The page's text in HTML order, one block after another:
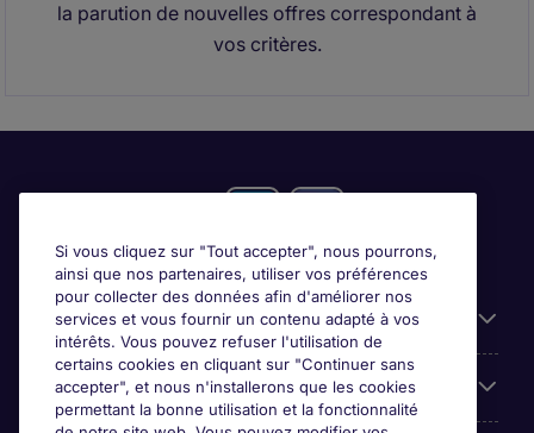
la parution de nouvelles offres correspondant à
vos critères.
Candidats
Entreprises
Si vous cliquez sur "Tout accepter", nous pourrons,
ainsi que nos partenaires, utiliser vos préférences
pour collecter des données afin d'améliorer nos
services et vous fournir un contenu adapté à vos
intérêts. Vous pouvez refuser l'utilisation de
certains cookies en cliquant sur "Continuer sans
accepter", et nous n'installerons que les cookies
permettant la bonne utilisation et la fonctionnalité